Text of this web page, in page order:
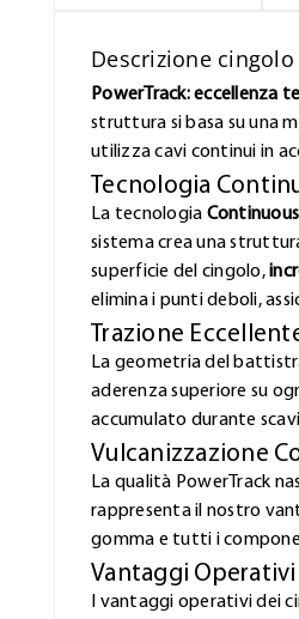
Descrizione cingolo
PowerTrack: eccellenza
struttura si basa su una
utilizza cavi continui in
Tecnologia
La tecnologia
sistema crea una
superficie del cingolo,
elimina i punti deboli,
Trazione
La geometria del
aderenza superiore su
accumulato durante
Vulcanizzazione
La qualità PowerTrack
rappresenta il nostro
gomma e tutti i
Vantaggi
I vantaggi operativi dei